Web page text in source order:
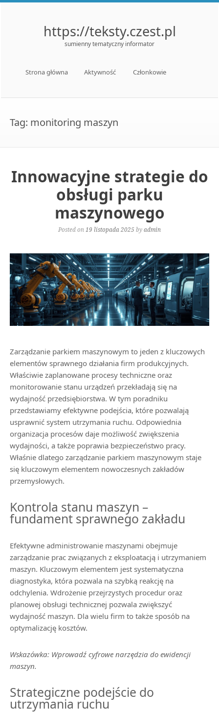
https://teksty.czest.pl
sumienny tematyczny informator
Skip to content
Strona główna Aktywność Członkowie
Tag: monitoring maszyn
Innowacyjne strategie do
obsługi parku
maszynowego
Posted on 19 listopada 2025 byadmin
Zarządzanie parkiem maszynowym to jeden z kluczowych
elementów sprawnego działania firm produkcyjnych.
Właściwie zaplanowane procesy techniczne oraz
monitorowanie stanu urządzeń przekładają się na
wydajność przedsiębiorstwa. W tym poradniku
przedstawiamy efektywne podejścia, które pozwalają
usprawnić system utrzymania ruchu. Odpowiednia
organizacja procesów daje możliwość zwiększenia
wydajności, a także poprawia bezpieczeństwo pracy.
Właśnie dlatego zarządzanie parkiem maszynowym staje
się kluczowym elementem nowoczesnych zakładów
przemysłowych.
Kontrola stanu maszyn –
fundament sprawnego zakładu
Efektywne administrowanie maszynami obejmuje
zarządzanie prac związanych z eksploatacją i utrzymaniem
maszyn. Kluczowym elementem jest systematyczna
diagnostyka, która pozwala na szybką reakcję na
odchylenia. Wdrożenie przejrzystych procedur oraz
planowej obsługi technicznej pozwala zwiększyć
wydajność maszyn. Dla wielu firm to także sposób na
optymalizację kosztów.
Wskazówka: Wprowadź cyfrowe narzędzia do ewidencji
maszyn.
Strategiczne podejście do
utrzymania ruchu